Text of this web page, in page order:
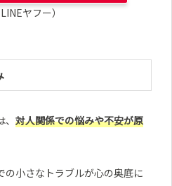
LINEヤフー）
対人関係での悩みや不安が原
の小さなトラブルが心の奥底に